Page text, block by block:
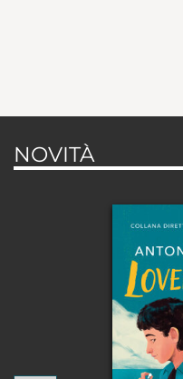
NOVITÀ